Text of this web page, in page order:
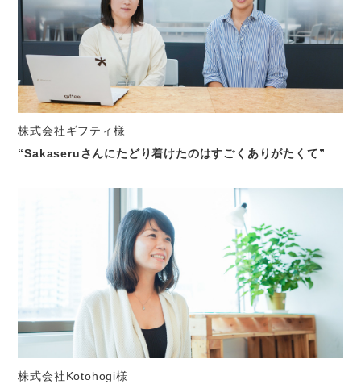
株式会社ギフティ様
“Sakaseruさんにたどり着けたのはすごくありがたくて”
株式会社Kotohogi様